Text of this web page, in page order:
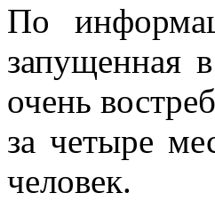
По
запущенная
очень
за четыре
человек.